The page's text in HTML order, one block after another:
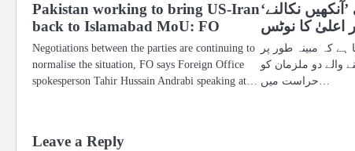
Pakistan working to bring US-Iran
back to Islamabad MoU: FO
Negotiations between the parties are continuing to
normalise the situation, FO says Foreign Office
spokesperson Tahir Hussain Andrabi speaking at…
نکالنے‘
اعلیٰ کا نوٹس
ہے کہ مبینہ طور پر
والے دو ملزمان کو
حراست میں…
Leave a Reply